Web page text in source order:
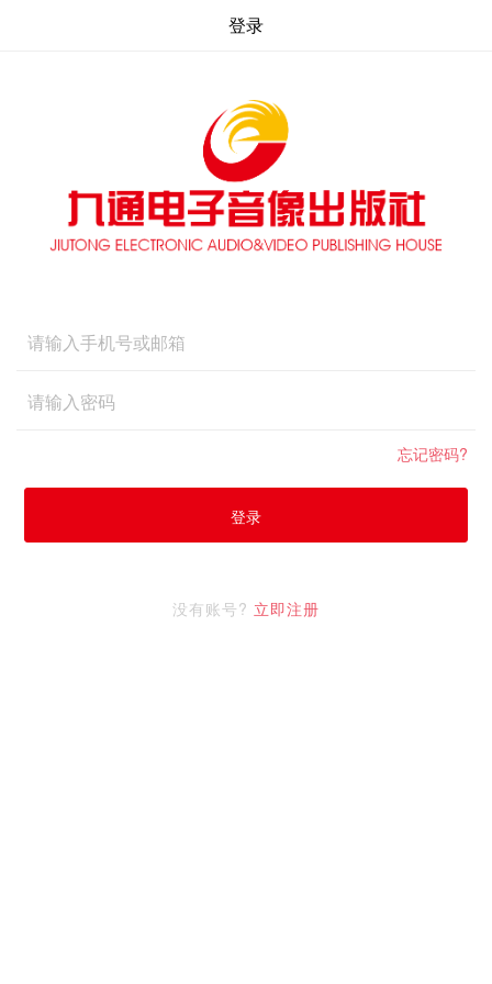
登录
忘记密码?
登录
没有账号? 立即注册